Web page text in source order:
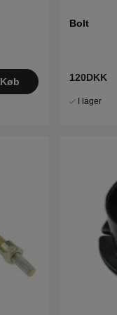
Køb
Bolt
120DKK
I lager